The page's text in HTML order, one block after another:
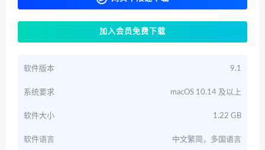
加入会员免费下载
软件版本 9.1
系统要求 macOS 10.14 及以上
软件大小 1.22 GB
软件语言 中文繁简，多国语言